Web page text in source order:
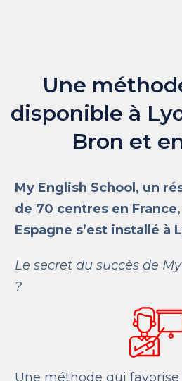
Une
disponible à
Bron et
My English School, un
de 70 centres en
Espagne s’est installé à
Le secret du succès de
?
Une méthode qui